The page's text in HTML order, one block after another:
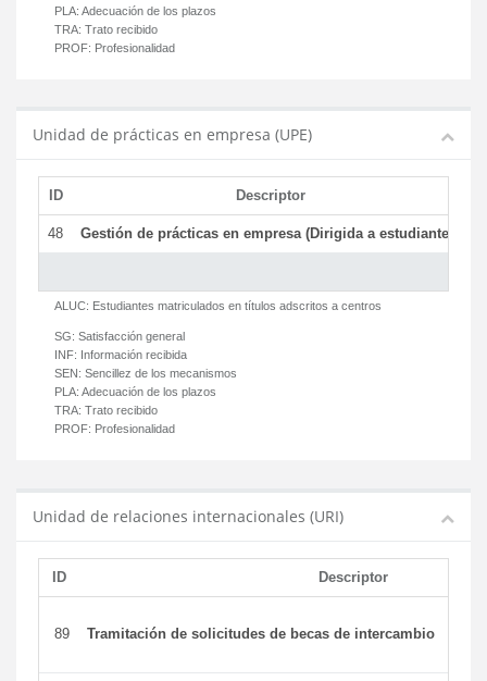
PLA: Adecuación de los plazos
TRA: Trato recibido
PROF: Profesionalidad
Unidad de prácticas en empresa (UPE)
ID Descriptor
48 Gestión de prácticas en empresa (Dirigida a estudiantes)
ALUC: Estudiantes matriculados en títulos adscritos a centros
SG: Satisfacción general
INF: Información recibida
SEN: Sencillez de los mecanismos
PLA: Adecuación de los plazos
TRA: Trato recibido
PROF: Profesionalidad
Unidad de relaciones internacionales (URI)
ID Descriptor
89 Tramitación de solicitudes de becas de intercambio